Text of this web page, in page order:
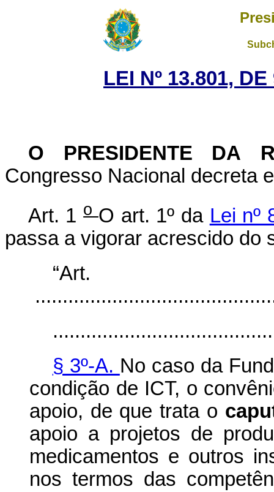
LEI Nº 13.801,
O PRESIDENTE DA
Congresso Nacional decreta
Art. 1o O art. 1º da Lei nº
passa a vigorar acrescido do
§ 3º-A. No caso da
condição de ICT, o
apoio, de que trata o
apoio a projetos de
medicamentos e outros
nos termos das